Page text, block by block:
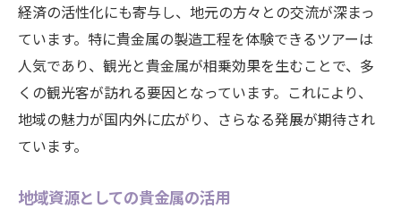
経済の活性化にも寄与し、地元の方々との交流が深まっ
ています。特に貴金属の製造工程を体験できるツアーは
人気であり、観光と貴金属が相乗効果を生むことで、多
くの観光客が訪れる要因となっています。これにより、
地域の魅力が国内外に広がり、さらなる発展が期待され
ています。
地域資源としての貴金属の活用